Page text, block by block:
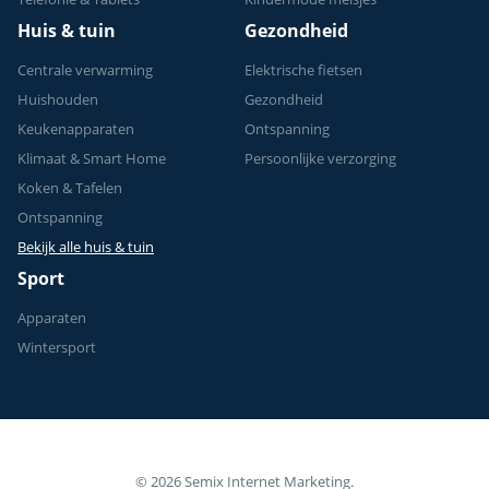
Huis & tuin
Centrale verwarming
Huishouden
Keukenapparaten
Klimaat & Smart Home
Koken & Tafelen
Ontspanning
Bekijk alle huis & tuin
Gezondheid
Elektrische fietsen
Gezondheid
Ontspanning
Persoonlijke verzorging
Sport
Apparaten
Wintersport
© 2026 Semix Internet Marketing.